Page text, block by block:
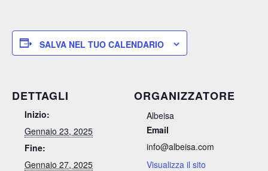
SALVA NEL TUO CALENDARIO
DETTAGLI
Inizio:
Gennaio 23, 2025
Fine:
Gennaio 27, 2025
ORGANIZZATORE
Albeisa
Email
info@albeisa.com
Visualizza il sito